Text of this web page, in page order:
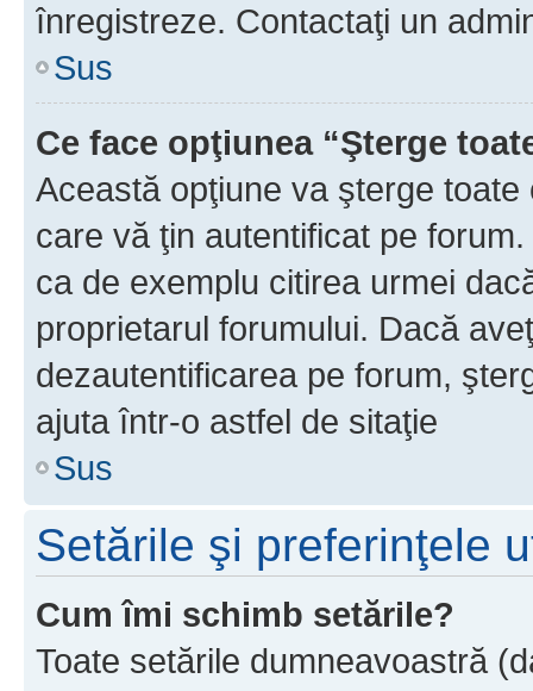
înregistreze. Contactaţi un
Sus
Ce face opţiunea “Şterge
Această opţiune va şterge
care vă ţin autentificat pe
ca de exemplu citirea urmei
proprietarul forumului. Dacă
dezautentificarea pe forum,
ajuta într-o astfel de sitaţie
Sus
Setările şi preferinţele
Cum îmi schimb setările?
Toate setările dumneavoastră